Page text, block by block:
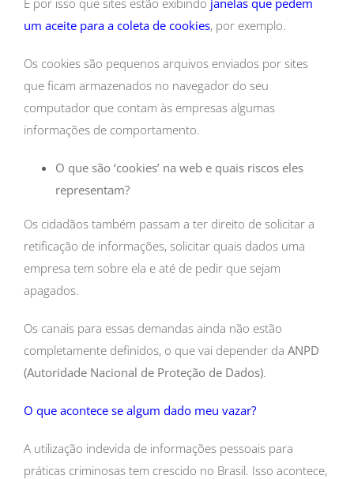
um aceite para a coleta de cookies, por exemplo.
Os cookies são pequenos arquivos enviados por sites
que ficam armazenados no navegador do seu
computador que contam às empresas algumas
informações de comportamento.
O que são ‘cookies’ na web e quais riscos eles
representam?
Os cidadãos também passam a ter direito de solicitar a
retificação de informações, solicitar quais dados uma
empresa tem sobre ela e até de pedir que sejam
apagados.
Os canais para essas demandas ainda não estão
completamente definidos, o que vai depender da ANPD
(Autoridade Nacional de Proteção de Dados).
O que acontece se algum dado meu vazar?
A utilização indevida de informações pessoais para
práticas criminosas tem crescido no Brasil. Isso acontece,